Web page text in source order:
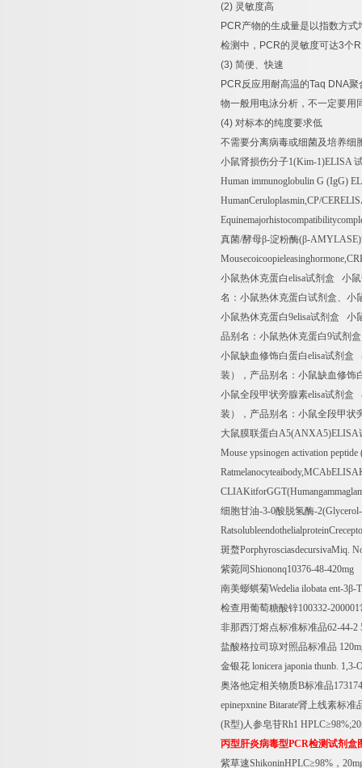
(2) 灵敏度高
PCR产物的生成量是以指数方式
检测中， PCR的灵敏度可达3个
(3) 简便、快速
PCR反应用耐高温的Taq DNA聚
物一般用电泳分析，不一定要用
(4) 对标本的纯度要求低
不需要分离病毒或细菌及培养细
小鼠肾损伤分子1(Kim-1)ELISA
Human immunoglobulin G (IgG)
HumanCeruloplasmin,CP/
真菌/酵母β-淀粉酶(β-AMYLASE)
小鼠热休克蛋白elisa试剂盒
小
名：小鼠热休克蛋白试剂盒、小
小鼠热休克蛋白9elisa试剂盒
小
品别名：小鼠热休克蛋白9试剂
小鼠缺血修饰白蛋白elisa试剂盒
装），产品别名：小鼠缺血修饰
小鼠全段甲状旁腺素elisa试剂盒
装），产品别名：小鼠全段甲状
大鼠膜联蛋白A5(ANXA5)ELISA
Mouse ypsinogen activation
细胞甘油-3-0酸脱氢酶-
斑蝥PorphyrosciasdecursivaMiq.
紫菀同Shiononq10376-48-420mg
南美蟛蜞菊Wedelia ilobata ent-3β-
检查用葡萄糖酸锌100332-200001
非那西汀熔点标准标准品62-44-2
盐酸格拉司琼对照品标准品
金银花 lonicera japonia thunb. 1,3-
奥洛他定相关物质B标准品
epinepxnine Bitarate肾上线素标准
(R型)人参皂苷Rh1 HPLC≥
丙型肝炎病毒型PCR检测试剂盒
紫草速ShikoninHPLC≥98% ，